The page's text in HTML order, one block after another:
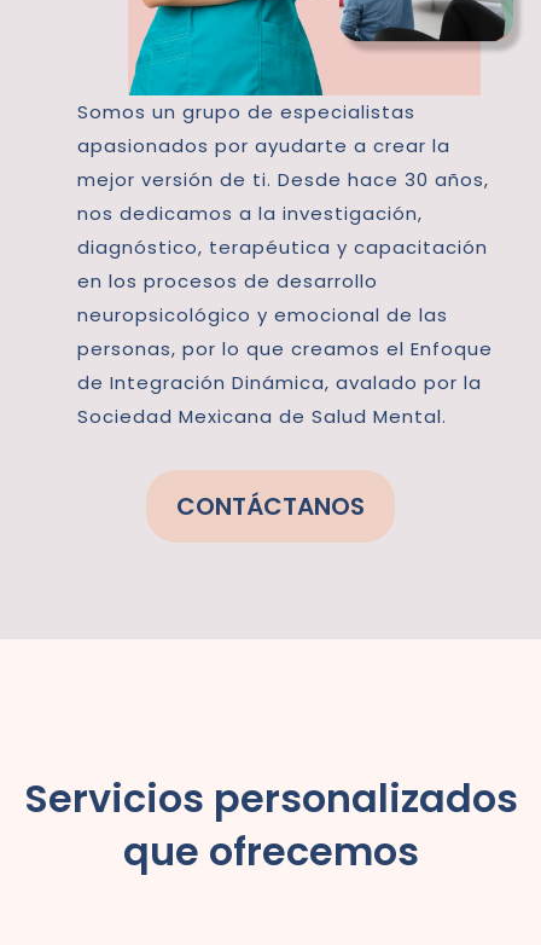
Somos un grupo de especialistas
apasionados por ayudarte a crear la
mejor versión de ti. Desde hace 30 años,
nos dedicamos a la investigación,
diagnóstico, terapéutica y capacitación
en los procesos de desarrollo
neuropsicológico y emocional de las
personas, por lo que creamos el Enfoque
de Integración Dinámica, avalado por la
Sociedad Mexicana de Salud Mental.
CONTÁCTANOS
Servicios personalizados
que ofrecemos